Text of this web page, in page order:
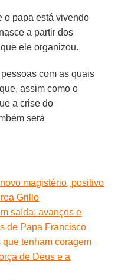
o papa está vivendo
a partir dos
ele organizou.
com as quais
assim como o
a crise do
será
magistério, positivo
Grillo
saída: avanços e
de Papa Francisco
tenham coragem
de Deus e a